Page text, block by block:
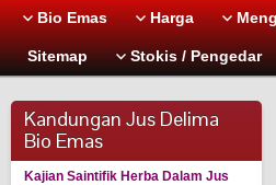
Bio Emas Harga
Sitemap Stokis / Pengedar
Kandungan Jus Delima
Bio Emas
Kajian Saintifik Herba Dalam Jus